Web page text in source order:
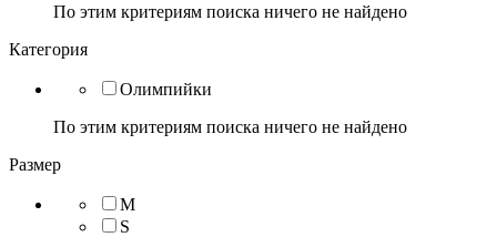
По этим критериям поиска ничего не найдено
Категория
Олимпийки
По этим критериям поиска ничего не найдено
Размер
M
S